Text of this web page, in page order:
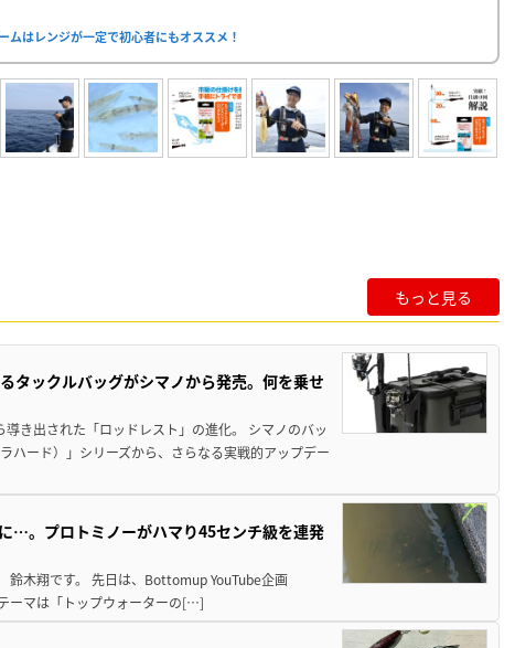
ムはレンジが一定で初心者にもオススメ！
もっと見る
タックルバッグがシマノから発売。何を乗せ
き出された「ロッドレスト」の進化。 シマノのバッ
ハード）」シリーズから、さらなる実戦的アップデー
…。プロトミノーがハマり45センチ級を連発
木翔です。 先日は、Bottomup YouTube企画
ーマは「トップウォーターの[…]